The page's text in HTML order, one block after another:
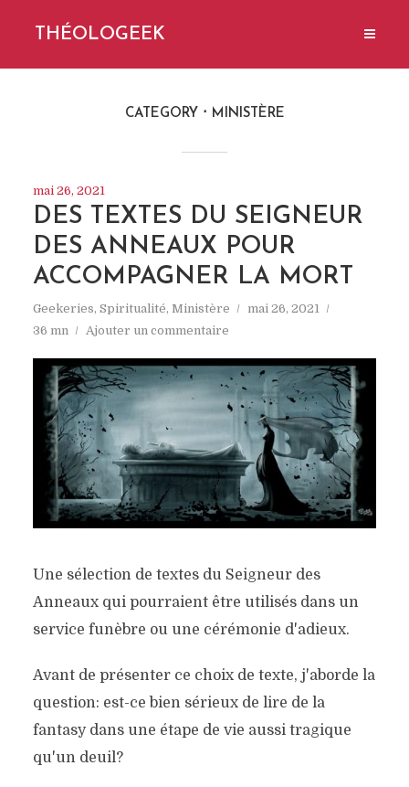
THÉOLOGEEK
CATEGORY MINISTÈRE
mai 26, 2021
DES TEXTES DU SEIGNEUR
DES ANNEAUX POUR
ACCOMPAGNER LA MORT
Geekeries, Spiritualité, Ministère
mai 26, 2021
36 mn
Ajouter un commentaire
Une sélection de textes du Seigneur des
Anneaux qui pourraient être utilisés dans un
service funèbre ou une cérémonie d'adieux.
Avant de présenter ce choix de texte, j'aborde la
question: est-ce bien sérieux de lire de la
fantasy dans une étape de vie aussi tragique
qu'un deuil?